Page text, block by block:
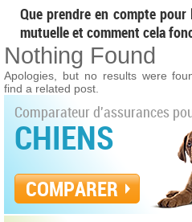
Que prendre en compte pour
mutuelle et comment cela
Nothing Found
Apologies, but no results were
find a related post.
Comparateur d'assurances
CHIENS
COMPARER